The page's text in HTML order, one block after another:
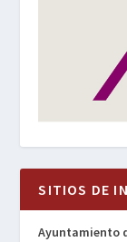
SITIOS DE
Ayuntamiento